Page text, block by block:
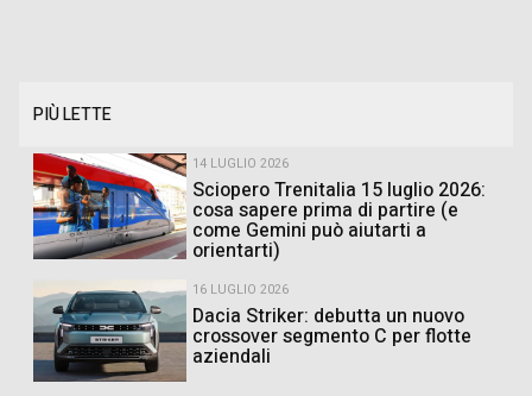
PIÙ LETTE
14 LUGLIO 2026
Sciopero Trenitalia 15 luglio 2026:
cosa sapere prima di partire (e
come Gemini può aiutarti a
orientarti)
16 LUGLIO 2026
Dacia Striker: debutta un nuovo
crossover segmento C per flotte
aziendali